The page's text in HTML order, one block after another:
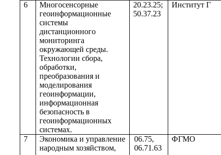
6
Многосенсорные
геоинформационные
системы
дистанционного
мониторинга
окружающей среды.
Технологии сбора,
обработки,
преобразования и
моделирования
геоинформации,
информационная
безопасность в
геоинформационных
системах.
20.23.25;
50.37.23
Институт Г
7
Экономика и управление
народным хозяйством,
06.75,
06.71.63
ФГМО